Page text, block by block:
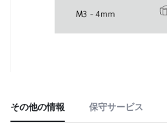
the
その他の情報 保守サービス